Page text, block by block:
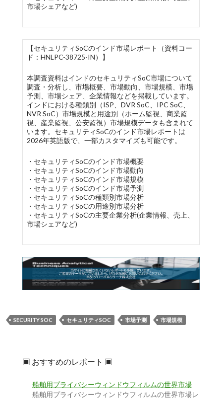
市場シェアなど)
【セキュリティSoCのインド市場レポート（資料コー
ド：HNLPC-38725-IN）】
本調査資料はインドのセキュリティSoC市場について
調査・分析し、市場概要、市場動向、市場規模、市場
予測、市場シェア、企業情報などを掲載しています。
インドにおける種類別（ISP、DVR SoC、IPC SoC、
NVR SoC）市場規模と用途別（ホーム監視、商業監
視、産業監視、公安監視）市場規模データも含まれて
います。セキュリティSoCのインド市場レポートは
2026年英語版で、一部カスタマイズも可能です。
・セキュリティSoCのインド市場概要
・セキュリティSoCのインド市場動向
・セキュリティSoCのインド市場規模
・セキュリティSoCのインド市場予測
・セキュリティSoCの種類別市場分析
・セキュリティSoCの用途別市場分析
・セキュリティSoCの主要企業分析(企業情報、売上、
市場シェアなど)
SECURITY SOC セキュリティSOC 市場予測 市場規模
▣ おすすめのレポート ▣
船舶用プライバシーウィンドウフィルムの世界市場
船舶用プライバシーウィンドウフィルムの世界市場レ